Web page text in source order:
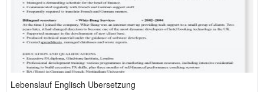
Lebenslauf Englisch Ubersetzung